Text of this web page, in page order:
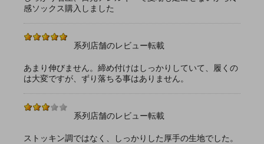
感ソックス購入しました
系列店舗のレビュー転載
あまり伸びません。締め付けはしっかりしていて、履くの
は大変ですが、ずり落ちる事はありません。
系列店舗のレビュー転載
ストッキン調ではなく、しっかりした厚手の生地でした。